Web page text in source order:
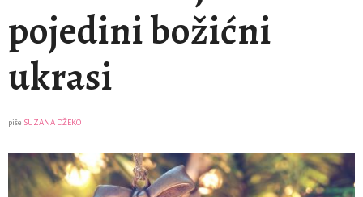
pojedini božićni
ukrasi
piše SUZANA DŽEKO